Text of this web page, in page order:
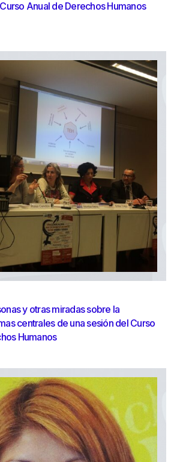
Anual de Derechos Humanos
y otras miradas sobre la
centrales de una sesión del Curso
Humanos